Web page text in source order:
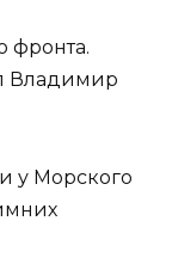
фронта.
Владимир
у Морского